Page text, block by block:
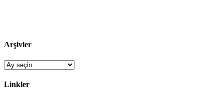
Arşivler
Arşivler
Linkler